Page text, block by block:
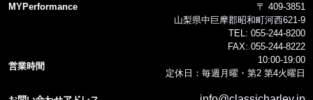
MYPerformance
〒 409-3851
山梨県中巨摩郡昭和町河西621-9
TEL: 055-244-8200
FAX: 055-244-8222
営業時間
10:00-19:00
定休日：毎週月曜・第2 第4火曜日